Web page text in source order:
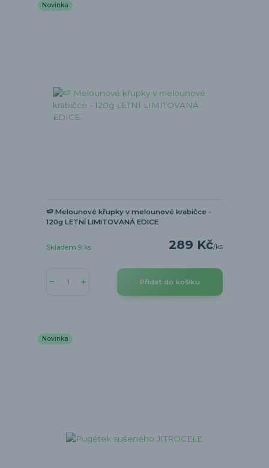
Novinka
🍉 Melounové křupky v melounové krabičce -
120g LETNÍ LIMITOVANÁ EDICE
289 Kč/ks
Skladem 9 ks
Přidat do košíku
Novinka